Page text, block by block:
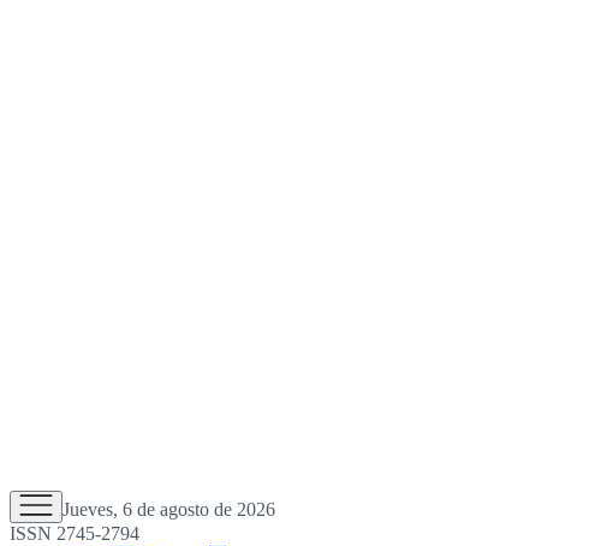
Jueves, 6 de agosto de 2026
ISSN 2745-2794